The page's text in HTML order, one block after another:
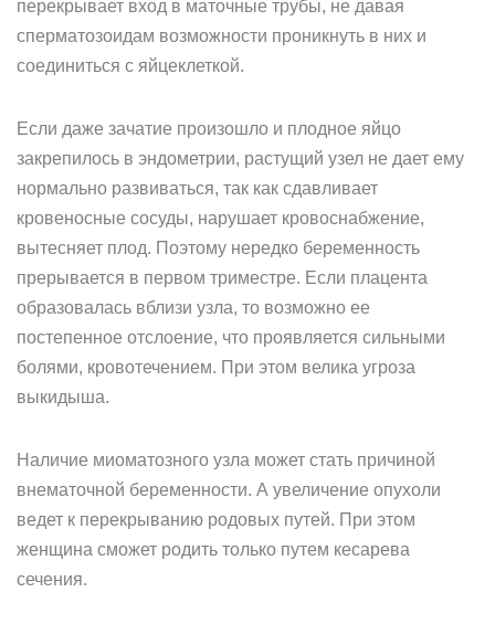
перекрывает вход в маточные трубы, не давая
сперматозоидам возможности проникнуть в них и
соединиться с яйцеклеткой.
Если даже зачатие произошло и плодное яйцо
закрепилось в эндометрии, растущий узел не дает ему
нормально развиваться, так как сдавливает
кровеносные сосуды, нарушает кровоснабжение,
вытесняет плод. Поэтому нередко беременность
прерывается в первом триместре. Если плацента
образовалась вблизи узла, то возможно ее
постепенное отслоение, что проявляется сильными
болями, кровотечением. При этом велика угроза
выкидыша.
Наличие миоматозного узла может стать причиной
внематочной беременности. А увеличение опухоли
ведет к перекрыванию родовых путей. При этом
женщина сможет родить только путем кесарева
сечения.